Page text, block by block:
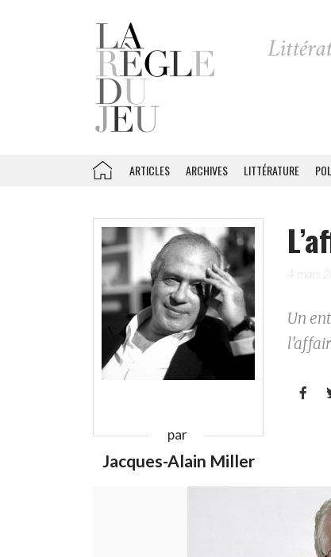
ARTICLES ARCHIVES LITTÉRATURE
par
Jacques-Alain Miller
4 mars
Un
